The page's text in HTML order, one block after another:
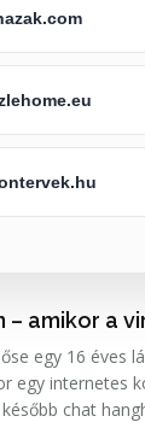
– amikor a
egy 16 éves
egy internetes
chat